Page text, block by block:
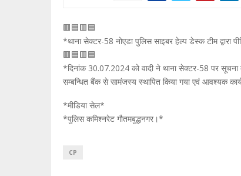
🟥🟦🟥🟦
*थाना सेक्टर-58 नोएडा पुलिस साइबर हेल्प डेस्क टीम
🟥🟦🟥🟦
*दिनांक 30.07.2024 को वादी ने थाना सेक्टर-58 पर
सम्बन्धित बैंक से सामंजस्य स्थापित किया गया एवं आवश्यक
*मीडिया सेल*
*पुलिस कमिश्नरेट गौतमबुद्धनगर।*
CP